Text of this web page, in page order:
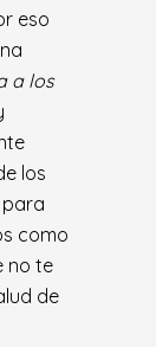
eso
a los
los
como
no te
de